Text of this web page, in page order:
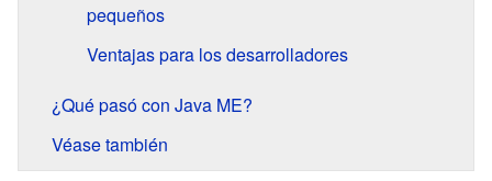
pequeños
Ventajas para los desarrolladores
¿Qué pasó con Java ME?
Véase también